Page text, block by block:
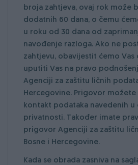
broja zahtjeva, ovaj rok može
dodatnih 60 dana, o čemu
u roku od 30 dana od
navođenje razloga. Ako ne
zahtjevu, obavijestit ćemo Vas
uputiti Vas na pravo
Agenciji za zaštitu ličnih
Hercegovine. Prigovor
kontakt podataka navedenih u
privatnosti. Također imate
prigovor Agenciji za zaštitu
Bosne i Hercegovine.
Kada se obrada zasniva na